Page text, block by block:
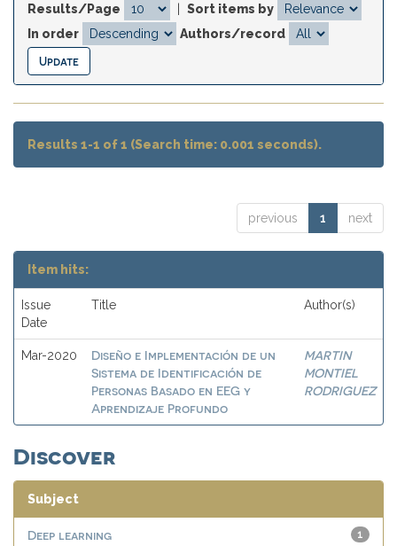
Results/Page
Sort items by
In order
Authors/record
Results 1-1 of 1 (Search time: 0.001 seconds).
previous 1 next
Item hits:
Issue
Date
Title Author(s)
Mar-2020
Diseño e Implementación de un
Sistema de Identificación de
Personas Basado en EEG y
Aprendizaje Profundo
MARTIN
MONTIEL
RODRIGUEZ
Discover
Subject
1
Deep learning